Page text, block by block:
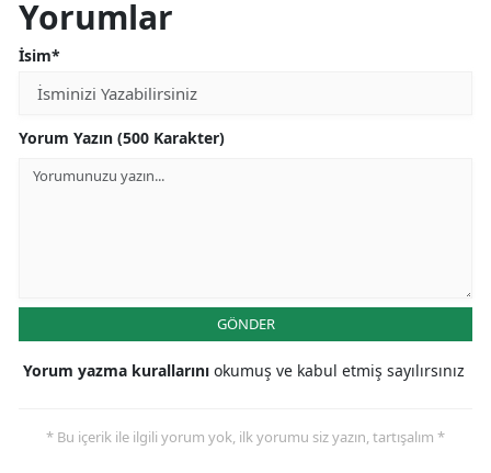
Yorumlar
İsim*
Yorum Yazın (500 Karakter)
GÖNDER
Yorum yazma kurallarını okumuş ve kabul etmiş sayılırsınız
* Bu içerik ile ilgili yorum yok, ilk yorumu siz yazın, tartışalım *